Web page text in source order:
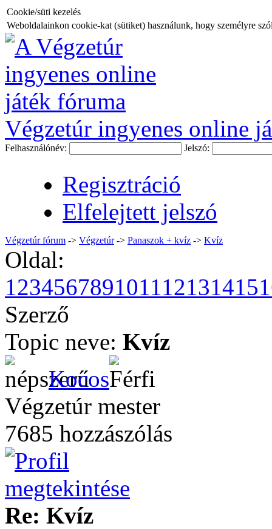
Cookie/süti kezelés
Weboldalainkon cookie-kat (sütiket) használunk, hogy személyre
Végzetúr ingyenes online
Felhasználónév: Jelszó:
Regisztráció
Elfelejtett jelszó
Végzetúr fórum -> Végzetúr-> Panaszok + kvíz -> Kvíz
Oldal:
123456789101112131415
Szerző
Topic neve: Kvíz
Kocos
Végzetúr mester
7685 hozzászólás
Re: Kvíz